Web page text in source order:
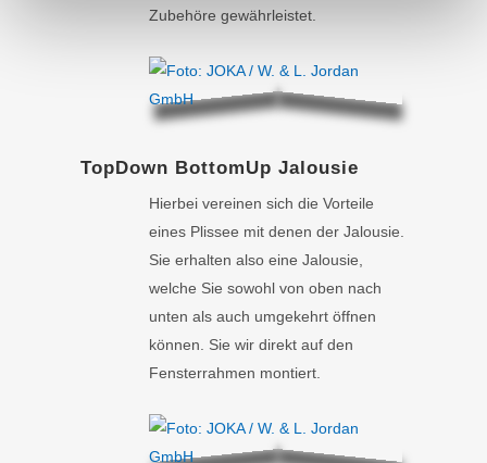
Zubehöre gewährleistet.
TopDown BottomUp Jalousie
Hierbei vereinen sich die Vorteile
eines Plissee mit denen der Jalousie.
Sie erhalten also eine Jalousie,
welche Sie sowohl von oben nach
unten als auch umgekehrt öffnen
können. Sie wir direkt auf den
Fensterrahmen montiert.